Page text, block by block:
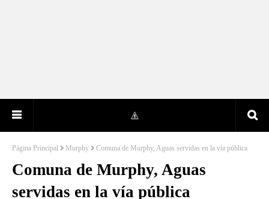
Página Principal Murphy Comuna de Murphy, Aguas servidas en la vía pública
Comuna de Murphy, Aguas
servidas en la vía pública